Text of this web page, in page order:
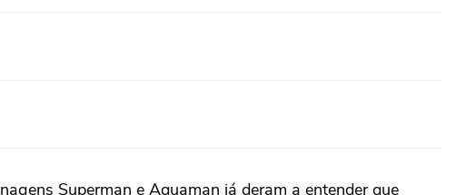
Superman e Aquaman já deram a entender que